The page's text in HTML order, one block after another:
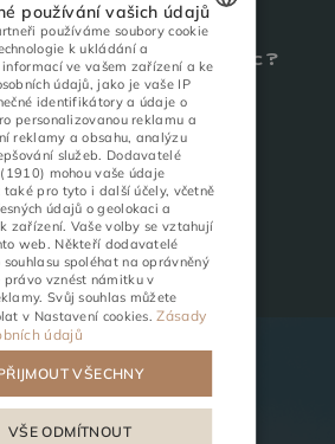
SCHŮZKY
Potřebujete pomoc?
ZAVOLAT
+48 184 405 800
PSÁT
POLISH
ENGLISH
GERMAN
CZECH
používání vašich údajů
používáme soubory cookie
k ukládání a
ve vašem zařízení a ke
údajů, jako je vaše IP
identifikátory a údaje o
personalizovanou reklamu a
reklamy a obsahu, analýzu
služeb. Dodavatelé
mohou vaše údaje
pro tyto i další účely, včetně
údajů o geolokaci a
zařízení. Vaše volby se vztahují
web. Někteří dodavatelé
souhlasu spoléhat na oprávněný
vznést námitku v
. Svůj souhlas můžete
v Nastavení cookies. Zásady
údajů
VŠECHNY
VŠE ODMÍTNOUT